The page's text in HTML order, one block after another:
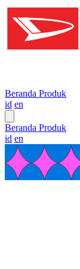
Beranda Produk
id en
Beranda Produk
id en